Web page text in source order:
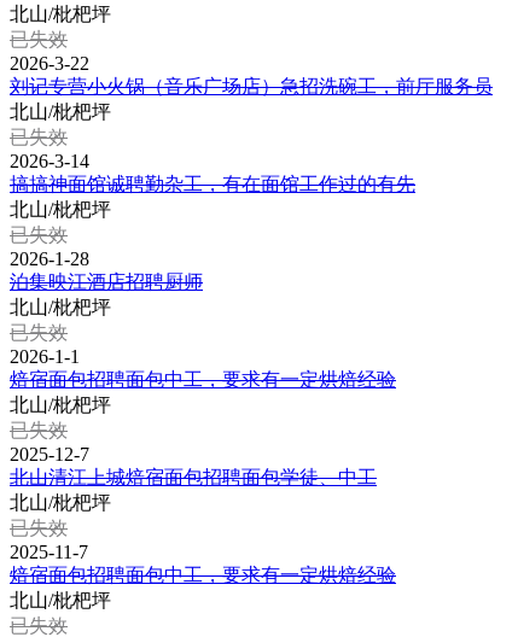
北山/枇杷坪
已失效
2026-3-22
刘记专营小火锅（音乐广场店）急招洗碗工，前厅服务员
北山/枇杷坪
已失效
2026-3-14
搞搞神面馆诚聘勤杂工，有在面馆工作过的有先
北山/枇杷坪
已失效
2026-1-28
泊集映江酒店招聘厨师
北山/枇杷坪
已失效
2026-1-1
焙宿面包招聘面包中工，要求有一定烘焙经验
北山/枇杷坪
已失效
2025-12-7
北山清江上城焙宿面包招聘面包学徒、中工
北山/枇杷坪
已失效
2025-11-7
焙宿面包招聘面包中工，要求有一定烘焙经验
北山/枇杷坪
已失效